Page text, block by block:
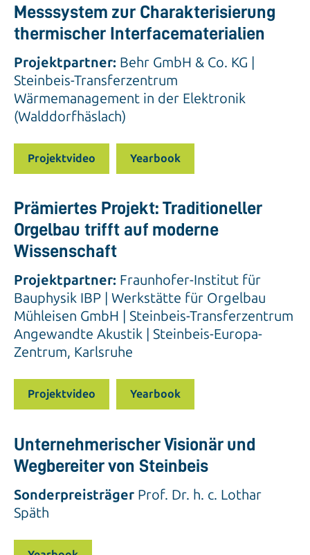
Messsystem zur Charakterisierung
thermischer Interfacematerialien
Projektpartner: Behr GmbH & Co. KG |
Steinbeis-Transferzentrum
Wärmemanagement in der Elektronik
(Walddorfhäslach)
Projektvideo Yearbook
Prämiertes Projekt: Traditioneller
Orgelbau trifft auf moderne
Wissenschaft
Projektpartner: Fraunhofer-Institut für
Bauphysik IBP | Werkstätte für Orgelbau
Mühleisen GmbH | Steinbeis-Transferzentrum
Angewandte Akustik | Steinbeis-Europa-
Zentrum, Karlsruhe
Projektvideo Yearbook
Unternehmerischer Visionär und
Wegbereiter von Steinbeis
Sonderpreisträger Prof. Dr. h. c. Lothar
Späth